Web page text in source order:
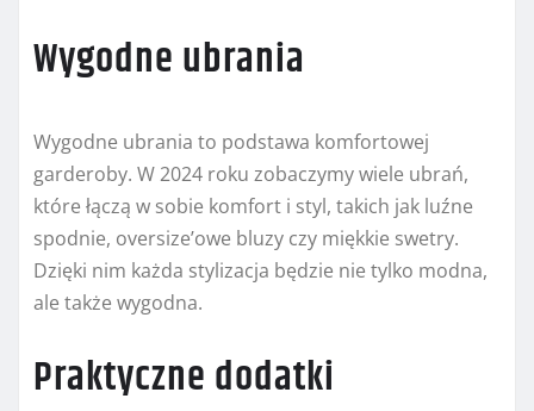
Wygodne ubrania
Wygodne ubrania to podstawa komfortowej
garderoby. W 2024 roku zobaczymy wiele ubrań,
które łączą w sobie komfort i styl, takich jak luźne
spodnie, oversize’owe bluzy czy miękkie swetry.
Dzięki nim każda stylizacja będzie nie tylko modna,
ale także wygodna.
Praktyczne dodatki